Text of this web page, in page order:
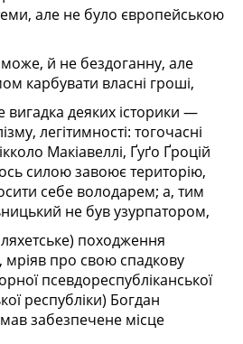
але не було європейською
й не бездоганну, але
карбувати власні гроші,
деяких історики —
легітимності: тогочасні
Макіавеллі, Ґуґо Ґроцій
силою завоює територію,
себе володарем; а, тим
не був узурпатором,
походження
мріяв про свою спадкову
псевдореспубліканської
республіки) Богдан
забезпечене місце